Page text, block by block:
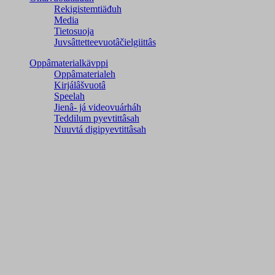
Rekigistemtiäđuh
Media
Tietosuoja
Juvsâttetteevuotâčielgiittâs
Oppâmaterialkävppi
Oppâmaterialeh
Kirjálâšvuotâ
Speelah
Jienâ- já videovuárháh
Teddilum pyevtittâsah
Nuuvtá digipyevtittâsah